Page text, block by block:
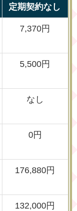
定期契約なし
7,370円
5,500円
なし
0円
176,880円
132,000円